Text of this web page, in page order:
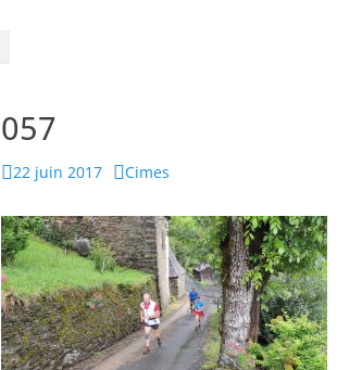
057
Posted
22 juin 2017 Author
Cimes